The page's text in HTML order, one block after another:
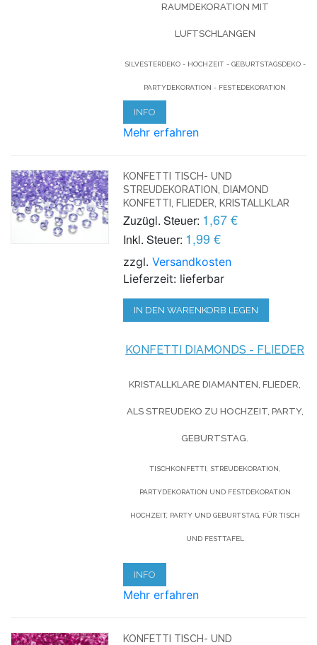
RAUMDEKORATION MIT
LUFTSCHLANGEN
SILVESTERDEKO - HOCHZEIT - GEBURTSTAGSDEKO -
PARTYDEKORATION - FESTEDEKORATION
INFO
Mehr erfahren
KONFETTI TISCH- UND
STREUDEKORATION, DIAMOND
KONFETTI, FLIEDER, KRISTALLKLAR
Zuzügl. Steuer: 1,67 €
Inkl. Steuer: 1,99 €
zzgl.Versandkosten
Lieferzeit: lieferbar
IN DEN WARENKORB LEGEN
KONFETTI DIAMONDS - FLIEDER
KRISTALLKLARE DIAMANTEN, FLIEDER,
ALS STREUDEKO ZU HOCHZEIT, PARTY,
GEBURTSTAG.
TISCHKONFETTI, STREUDEKORATION,
PARTYDEKORATION UND FESTDEKORATION
HOCHZEIT, PARTY UND GEBURTSTAG, FÜR TISCH
UND FESTTAFEL
INFO
Mehr erfahren
KONFETTI TISCH- UND